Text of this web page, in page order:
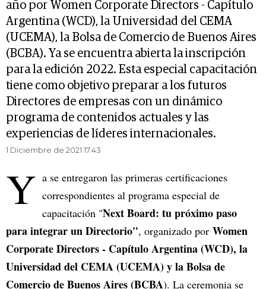
año por Women Corporate Directors - Capítulo
Argentina (WCD), la Universidad del CEMA
(UCEMA), la Bolsa de Comercio de Buenos Aires
(BCBA). Ya se encuentra abierta la inscripción
para la edición 2022. Esta especial capacitación
tiene como objetivo preparar a los futuros
Directores de empresas con un dinámico
programa de contenidos actuales y las
experiencias de líderes internacionales.
1 Diciembre de 2021 17.43
Y a se entregaron las primeras certificaciones
correspondientes al programa especial de
capacitación "Next Board: tu próximo paso
para integrar un Directorio", organizado por Women
Corporate Directors - Capítulo Argentina (WCD), la
Universidad del CEMA (UCEMA) y la Bolsa de
Comercio de Buenos Aires (BCBA). La ceremonia se